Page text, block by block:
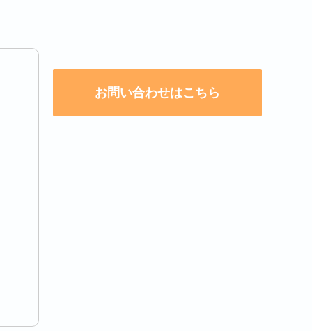
お問い合わせはこちら